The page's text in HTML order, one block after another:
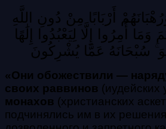
أَرْبَابًا مِنْ دُونِ اللَّهِ
أُمِرُوا إِلَّا لِيَعْبُدُوا إِلَٰهًا
هُوَ ۚ سُبْحَانَهُ عَمَّا يُشْرِكُونَ
«Они обожествили —
своих раввинов (иудейских
монахов (христианских
подчинялись им в их